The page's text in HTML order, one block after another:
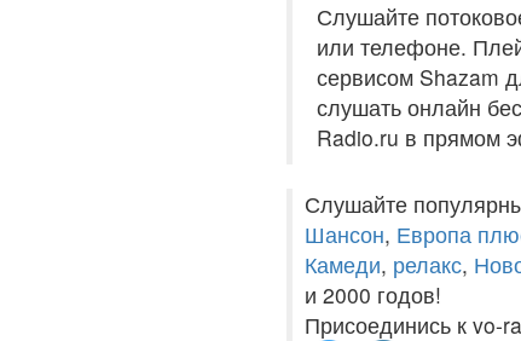
Слушайте
или телефоне.
сервисом Shazam
слушать онлайн
Radio.ru в прямом
Слушайте
Шансон, Европа
Камеди, релакс,
и 2000 годов!
Присоединись к vo-